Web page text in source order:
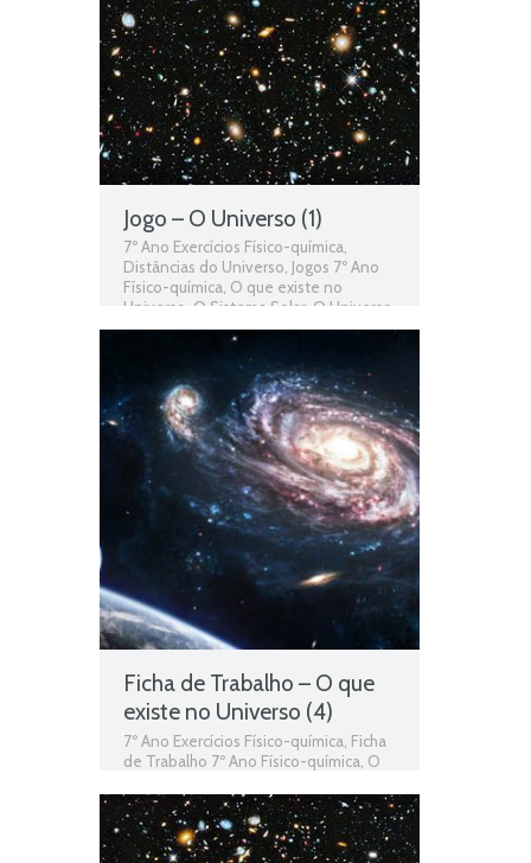
Jogo – O Universo (1)
7º Ano Exercícios Físico-química,
Distâncias do Universo, Jogos 7º Ano
Físico-química, O que existe no
Universo O Sistema Solar O Universo
Ficha de Trabalho – O que
existe no Universo (4)
7º Ano Exercícios Físico-química Ficha
de Trabalho 7º Ano Físico-química O